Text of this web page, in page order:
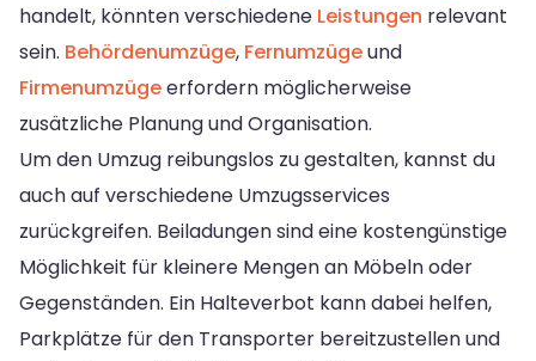
handelt, könnten verschiedene Leistungen relevant
sein. Behördenumzüge, Fernumzügeund
Firmenumzügeerfordern möglicherweise
zusätzliche Planung und Organisation.
Um den Umzug reibungslos zu gestalten, kannst du
auch auf verschiedene Umzugsservices
zurückgreifen. Beiladungen sind eine kostengünstige
Möglichkeit für kleinere Mengen an Möbeln oder
Gegenständen. Ein Halteverbot kann dabei helfen,
Parkplätze für den Transporter bereitzustellen und